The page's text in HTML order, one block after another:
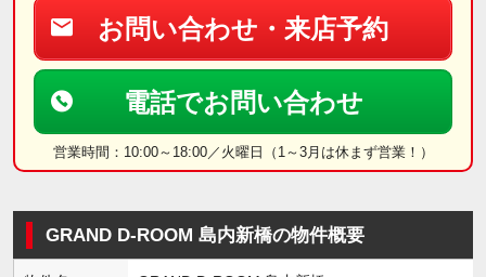
お問い合わせ・来店予約
電話でお問い合わせ
営業時間：10:00～18:00／火曜日（1～3月は休まず営業！）
GRAND D-ROOM 島内新橋の物件概要